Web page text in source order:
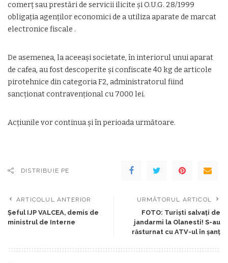
comerț sau prestări de servicii ilicite și O.U.G. 28/1999
obligația agenților economici de a utiliza aparate de marcat
electronice fiscale .
De asemenea, la aceeași societate, în interiorul unui aparat
de cafea, au fost descoperite și confiscate 40 kg de articole
pirotehnice din categoria F2, administratorul fiind
sancționat contravențional cu 7000 lei.
Acțiunile vor continua și în perioada următoare.
DISTRIBUIE PE
ARTICOLUL ANTERIOR
Șeful IJP VALCEA, demis de
ministrul de Interne
URMĂTORUL ARTICOL
FOTO: Turiști salvați de
jandarmi la Olanesti! S-au
răsturnat cu ATV-ul în șanț